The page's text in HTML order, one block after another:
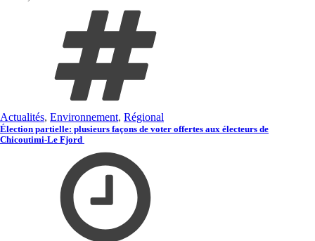
Actualités, Environnement, Régional
Élection partielle: plusieurs façons de voter offertes aux électeurs de
Chicoutimi-Le Fjord